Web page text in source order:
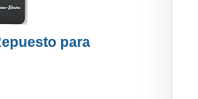
para